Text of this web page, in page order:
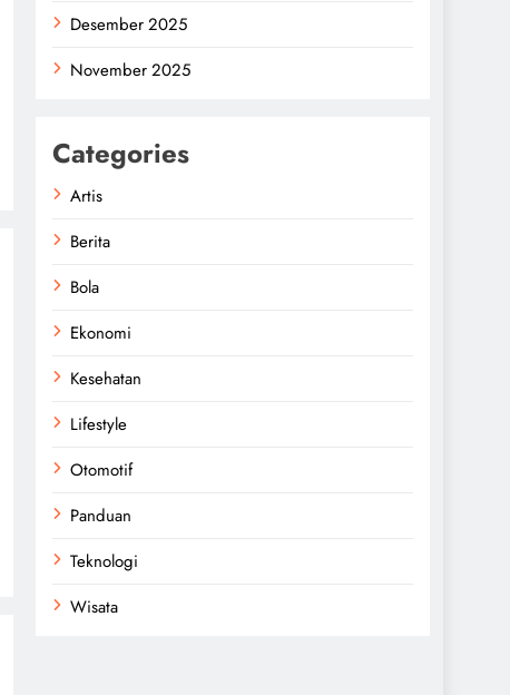
Desember 2025
November 2025
Categories
Artis
Berita
Bola
Ekonomi
Kesehatan
Lifestyle
Otomotif
Panduan
Teknologi
Wisata